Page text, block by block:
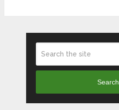
Search